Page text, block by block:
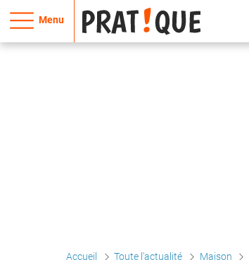
Menu
Accueil Toute l'actualité Maison